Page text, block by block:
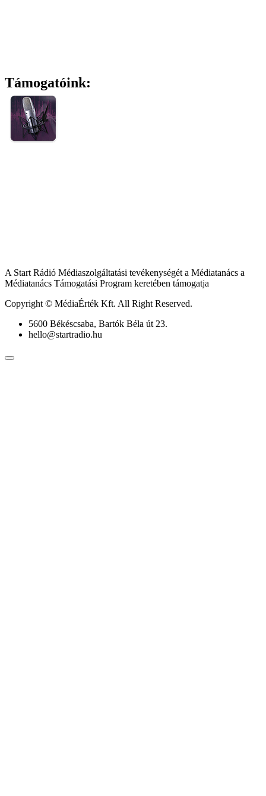
Támogatóink:
A Start Rádió Médiaszolgáltatási tevékenységét a Médiatanács a
Médiatanács Támogatási Program keretében támogatja
Copyright © MédiaÉrték Kft. All Right Reserved.
5600 Békéscsaba, Bartók Béla út 23.
hello@startradio.hu